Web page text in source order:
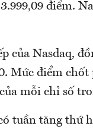
điểm.
của Nasdaq,
Mức điểm chốt
mỗi chỉ số
tuần tăng thứ